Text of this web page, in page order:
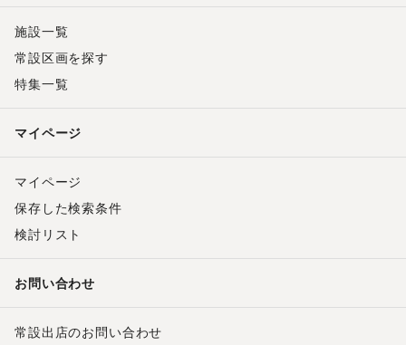
施設一覧
常設区画を探す
特集一覧
マイページ
マイページ
保存した検索条件
検討リスト
お問い合わせ
常設出店のお問い合わせ